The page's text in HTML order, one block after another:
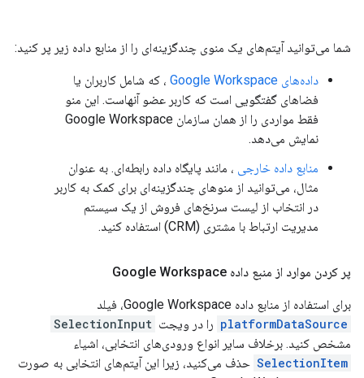
شما می‌توانید آیتم‌های یک منوی چندگزینه‌ای را از منابع داده زیر پر کنید:
داده‌های Google Workspace
، که شامل کاربران یا
فضاهای گفتگویی است که کاربر عضو آنهاست. این منو
فقط مواردی را از همان سازمان Google Workspace
نمایش می‌دهد.
منابع داده خارجی ، مانند پایگاه داده رابطه‌ای. به عنوان
مثال، می‌توانید از منوهای چندگزینه‌ای برای کمک به کاربر
در انتخاب از لیست سرنخ‌های فروش از یک سیستم
مدیریت ارتباط با مشتری (CRM) استفاده کنید.
پر کردن موارد از منبع داده Google Workspace
برای استفاده از منابع داده Google Workspace، فیلد
platformDataSource را در ویجت SelectionInput
مشخص کنید. برخلاف سایر انواع ورودی‌های انتخابی، اشیاء
SelectionItem حذف می‌کنید، زیرا این آیتم‌های انتخابی به صورت